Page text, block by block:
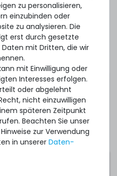
ein Servicefall eintritt
Pack in Anspruch
der jeweiligen
Unterstützung.
ist gültig nur in
uns angebotenem
Systeme
Sie gerne ein
Hardware Care Pack bei
zu personalisieren,
einzubinden oder
zu analysieren. Die
erst durch gesetzte
Daten mit Dritten, die wir
mit Einwilligung oder
Interesses erfolgen.
oder abgelehnt
nicht einzuwilligen
späteren Zeitpunkt
Beachten Sie unser
zur Verwendung
in unserer Daten­